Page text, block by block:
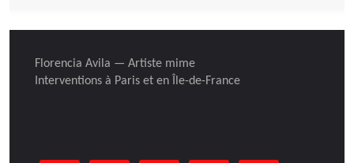
gira
en
Florencia Avila — Artiste mime
Interventions à Paris et en Île-de-France